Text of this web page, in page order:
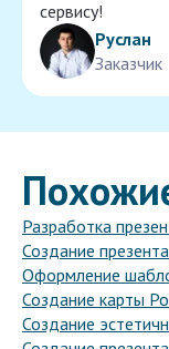
сервису!
Руслан
Заказчик
Разработка
Создание
Оформление
Создание карты
Создание